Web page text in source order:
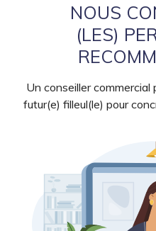
NOUS
(LES)
Un conseiller
futur(e) filleul(le) pour